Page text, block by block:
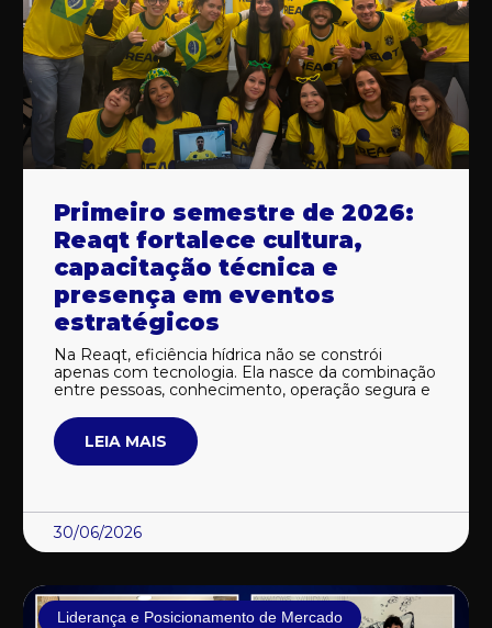
Primeiro semestre de 2026:
Reaqt fortalece cultura,
capacitação técnica e
presença em eventos
estratégicos
Na Reaqt, eficiência hídrica não se constrói
apenas com tecnologia. Ela nasce da combinação
entre pessoas, conhecimento, operação segura e
LEIA MAIS
30/06/2026
Liderança e Posicionamento de Mercado